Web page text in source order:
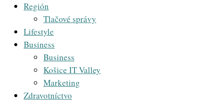
Región
Tlačové správy
Lifestyle
Business
Business
Košice IT Valley
Marketing
Zdravotníctvo